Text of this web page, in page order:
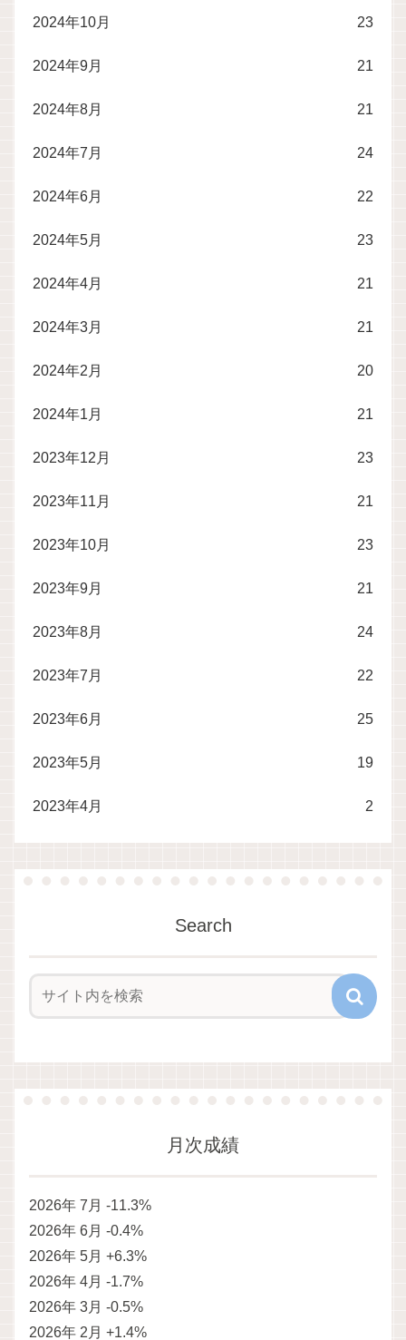
2024年10月 23
2024年9月 21
2024年8月 21
2024年7月 24
2024年6月 22
2024年5月 23
2024年4月 21
2024年3月 21
2024年2月 20
2024年1月 21
2023年12月 23
2023年11月 21
2023年10月 23
2023年9月 21
2023年8月 24
2023年7月 22
2023年6月 25
2023年5月 19
2023年4月 2
Search
月次成績
2026年 7月 -11.3%
2026年 6月 -0.4%
2026年 5月 +6.3%
2026年 4月 -1.7%
2026年 3月 -0.5%
2026年 2月 +1.4%